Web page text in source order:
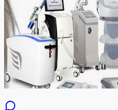
Mon compte
Connexion
Créer un compte
Mode nuit